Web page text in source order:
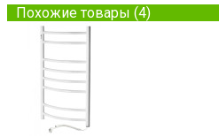
Похожие товары (4)